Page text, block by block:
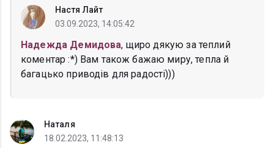
Настя Лайт
03.09.2023, 14:05:42
Надежда Демидова, щиро дякую за теплий
коментар :*) Вам також бажаю миру, тепла й
багацько приводів для радості)))
Наталя
18.02.2023, 11:48:13